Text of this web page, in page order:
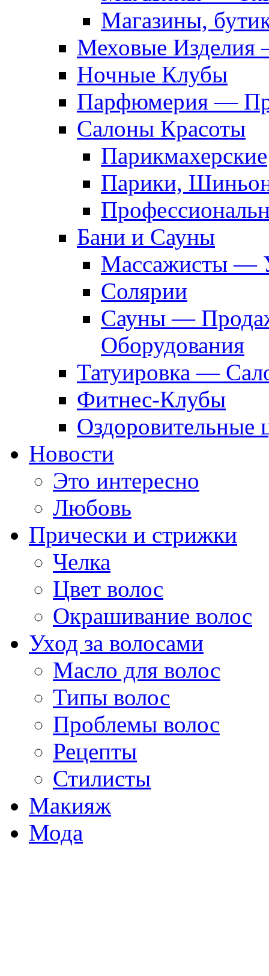
Магазины,
Меховые Изделия
Ночные Клубы
Парфюмерия —
Салоны Красоты
Парикмахерские
Парики,
Бани и Сауны
Массажисты —
Солярии
Сауны —
Оборудования
Татуировка —
Фитнес-Клубы
Оздоровительные
Новости
Это интересно
Любовь
Прически и стрижки
Челка
Цвет волос
Окрашивание волос
Уход за волосами
Масло для волос
Типы волос
Проблемы волос
Рецепты
Стилисты
Макияж
Мода